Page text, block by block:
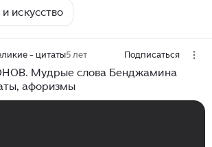
искусство
- цитаты5 лет Подписаться
Мудрые слова Бенджамина
афоризмы